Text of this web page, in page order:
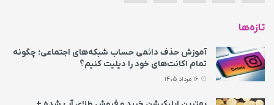
تازه‌ها
آموزش حذف دائمی حساب شبکه‌های اجتماعی؛ چگونه
تمام اکانت‌های خود را دیلیت کنیم؟